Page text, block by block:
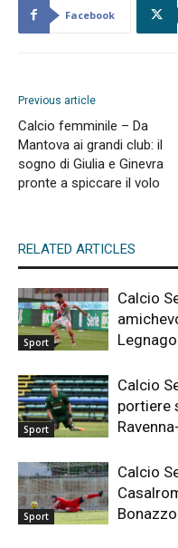
Facebook
Previous article
Calcio femminile – Da
Mantova ai grandi club: il
sogno di Giulia e Ginevra
pronte a spiccare il volo
RELATED ARTICLES
Sport
Calcio
Sport
Calcio
portiere
Sport
Calcio